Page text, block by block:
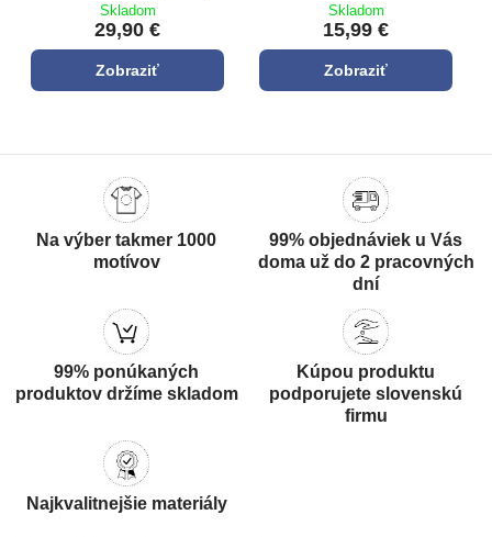
Skladom
29,90 €
Zobraziť
Skladom
15,99 €
Zobraziť
Na výber takmer 1000
motívov
99% objednáviek u Vás
doma už do 2 pracovných
dní
99% ponúkaných
produktov držíme skladom
Kúpou produktu
podporujete slovenskú
firmu
Najkvalitnejšie materiály